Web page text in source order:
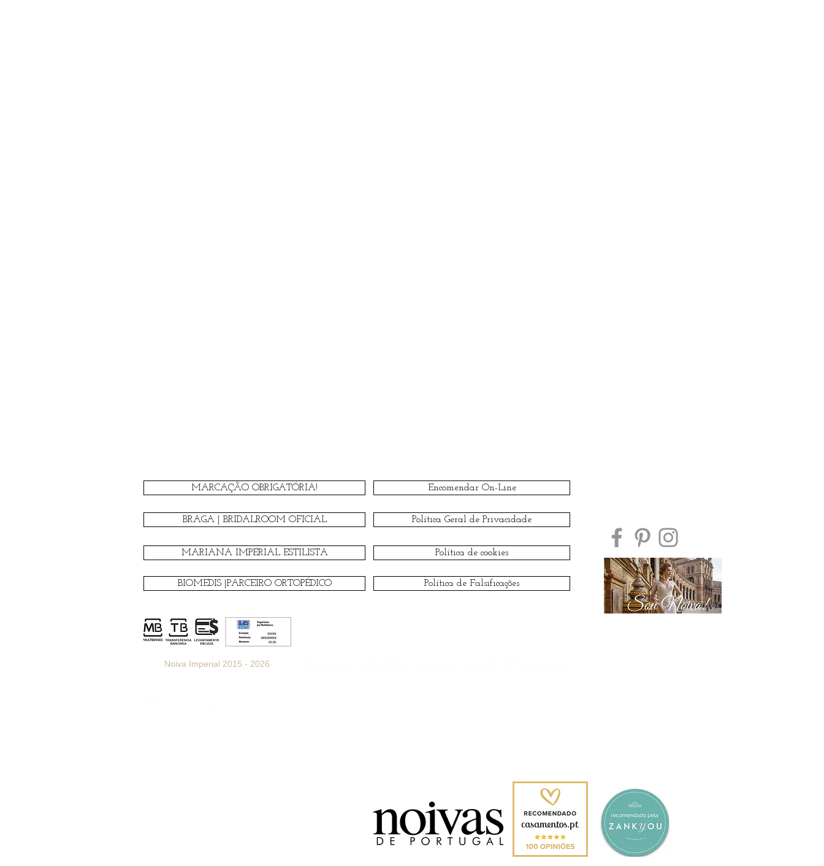
MARCAÇÃO OBRIGATÓRIA! Encomendar On-Line
BRAGA | BRIDALROOM OFICIAL Política Geral de Privacidade
MARIANA IMPERIAL ESTILISTA
BIOMEDIS |PARCEIRO ORTOPÉDICO
Política de cookies
Política de Falsificações
Noiva Imperial 2015 - 2026